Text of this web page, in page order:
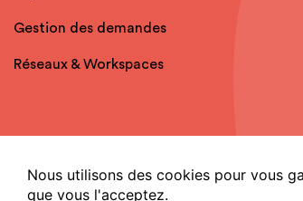
Gestion des demandes
Réseaux & Workspaces
Nous utilisons des cookies pour vous
que vous l'acceptez.